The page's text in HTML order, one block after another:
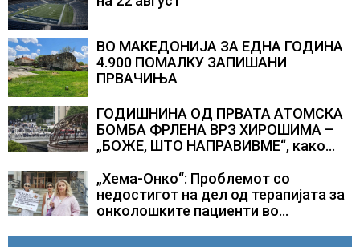
ВО МАКЕДОНИЈА ЗА ЕДНА ГОДИНА
4.900 ПОМАЛКУ ЗАПИШАНИ
ПРВАЧИЊА
ГОДИШНИНА ОД ПРВАТА АТОМСКА
БОМБА ФРЛЕНА ВРЗ ХИРОШИМА –
„БОЖЕ, ШТО НАПРАВИВМЕ“, како
Геј“ и учесниците во
бомбардирањето го доживуваа овој
настан што го промени текот на
„Хема-Онко“: Проблемот со
недостигот на дел од терапијата за
онколошките пациенти во